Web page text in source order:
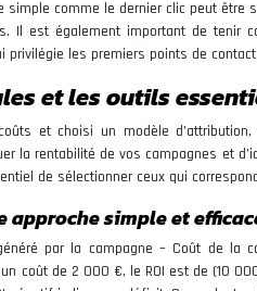
comme le dernier clic peut
Il est également important de tenir
privilégie les premiers points de
et les outils
et choisi un modèle
la rentabilité de vos campagnes et
de sélectionner ceux qui
approche simple et
par la campagne – Coût de la
coût de 2 000 €, le ROI est de (10